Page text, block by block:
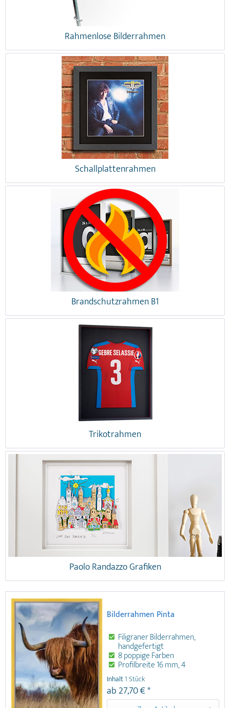
Rahmenlose Bilderrahmen
Schallplattenrahmen
Brandschutzrahmen B1
Trikotrahmen
Paolo Randazzo Grafiken
Bilderrahmen Pinta
Filigraner Bilderrahmen,
handgefertigt
8 poppige Farben
Profilbreite 16 mm, 4
Glasarten
18 Größen bis 70 x 100 cm
Bilderrahmen aus Holz von Art&More
Inhalt1 Stück
ab 27,70 € *